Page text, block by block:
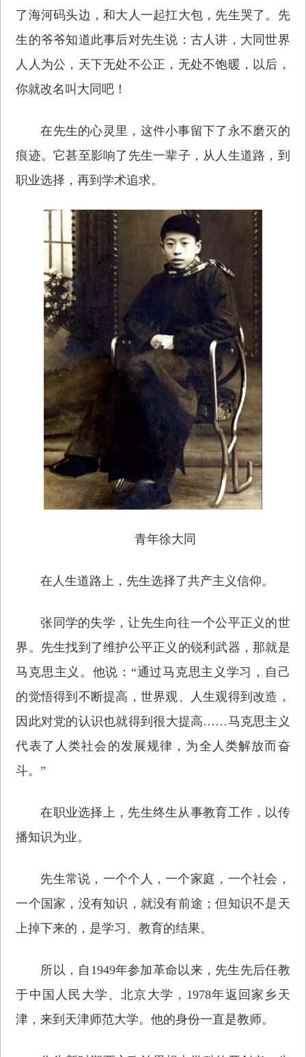
了海河码头边，和大人一起扛大包，先生哭了。先
生的爷爷知道此事后对先生说：古人讲，大同世界
人人为公，天下无处不公正，无处不饱暖，以后，
你就改名叫大同吧！
在先生的心灵里，这件小事留下了永不磨灭的
痕迹。它甚至影响了先生一辈子，从人生道路，到
职业选择，再到学术追求。
青年徐大同
在人生道路上，先生选择了共产主义信仰。
张同学的失学，让先生向往一个公平正义的世
界。先生找到了维护公平正义的锐利武器，那就是
马克思主义。他说：“通过马克思主义学习，自己
的觉悟得到不断提高，世界观、人生观得到改造，
因此对党的认识也就得到很大提高……马克思主义
代表了人类社会的发展规律，为全人类解放而奋
斗。”
在职业选择上，先生终生从事教育工作，以传
播知识为业。
先生常说，一个个人，一个家庭，一个社会，
一个国家，没有知识，就没有前途；但知识不是天
上掉下来的，是学习、教育的结果。
所以，自1949年参加革命以来，先生先后任教
于中国人民大学、北京大学，1978年返回家乡天
津，来到天津师范大学。他的身份一直是教师。